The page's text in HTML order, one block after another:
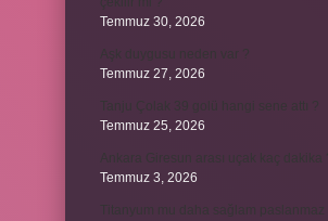
Temmuz 30, 2026
Aşk duygusu neden var ?
Temmuz 27, 2026
Tanju Çolak 39 golü hangi sene attı ?
Temmuz 25, 2026
Ankara Giresun arası uçak kaç dakika
Temmuz 3, 2026
Titanyum mu daha sağlam